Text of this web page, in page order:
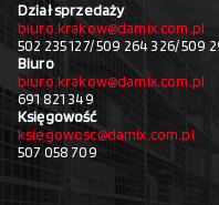
Dział sprzedaży
biuro.krakow@damix.com.pl
502 235 127/ 509 264 326/ 509
Biuro
biuro.krakow@damix.com.pl
691 821 349
Księgowość
ksiegowosc@damix.com.pl
507 058 709